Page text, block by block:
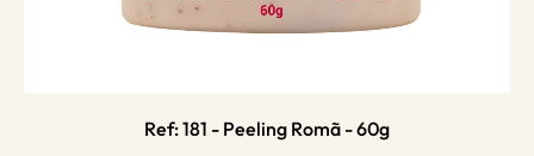
Ref: 181 - Peeling Romã - 60g